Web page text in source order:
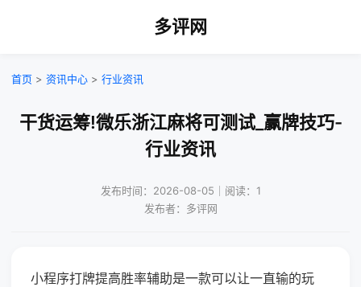
多评网
首页 > 资讯中心 > 行业资讯
干货运筹!微乐浙江麻将可测试_赢牌技巧-
行业资讯
发布时间：2026-08-05｜阅读：1
发布者：多评网
小程序打牌提高胜率辅助是一款可以让一直输的玩